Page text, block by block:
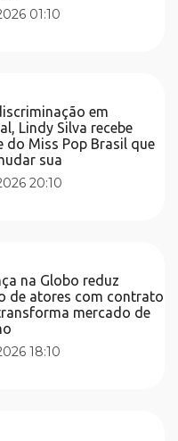
01:10
em
Lindy Silva recebe
do Miss Pop Brasil que
sua
20:10
na Globo reduz
de atores com contrato
mercado de
18:10